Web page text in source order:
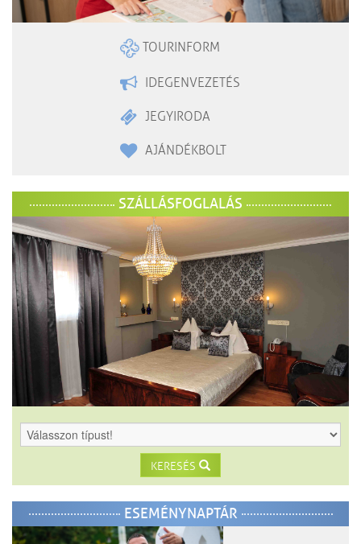
TOURINFORM
IDEGENVEZETÉS
JEGYIRODA
AJÁNDÉKBOLT
SZÁLLÁSFOGLALÁS
KERESÉS
ESEMÉNYNAPTÁR